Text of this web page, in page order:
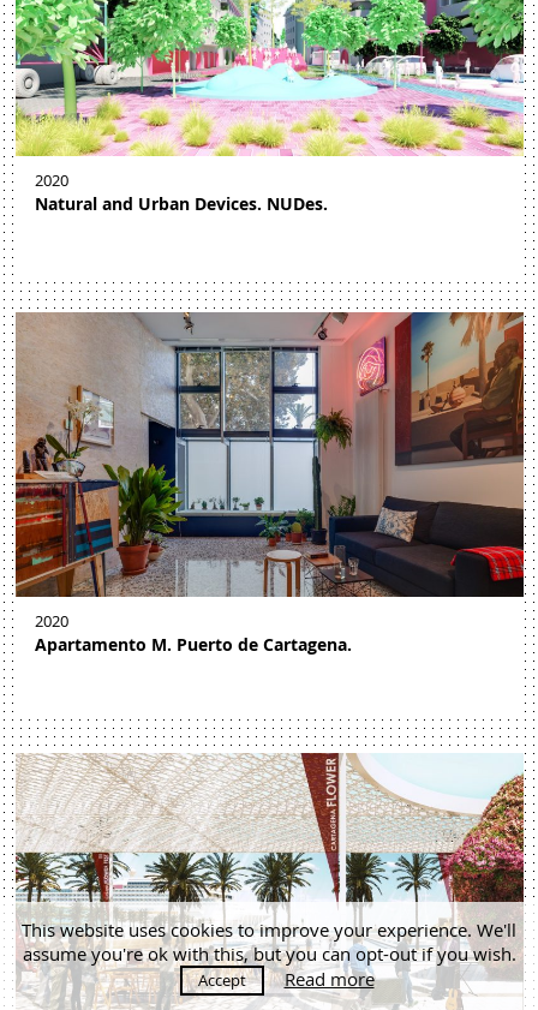
2020
Natural and Urban Devices. NUDes.
2020
Apartamento M. Puerto de Cartagena.
This website uses cookies to improve your experience. We'll
assume you're ok with this, but you can opt-out if you wish.
Accept Read more